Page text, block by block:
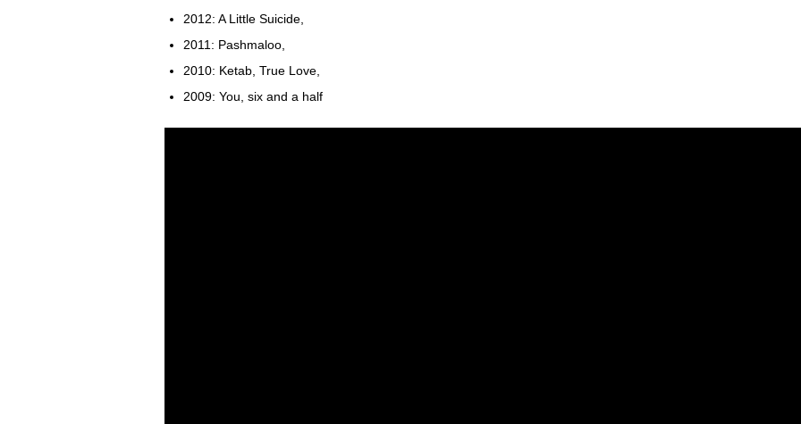
2012: A Little Suicide,
2011: Pashmaloo,
2010: Ketab, True Love,
2009: You, six and a half